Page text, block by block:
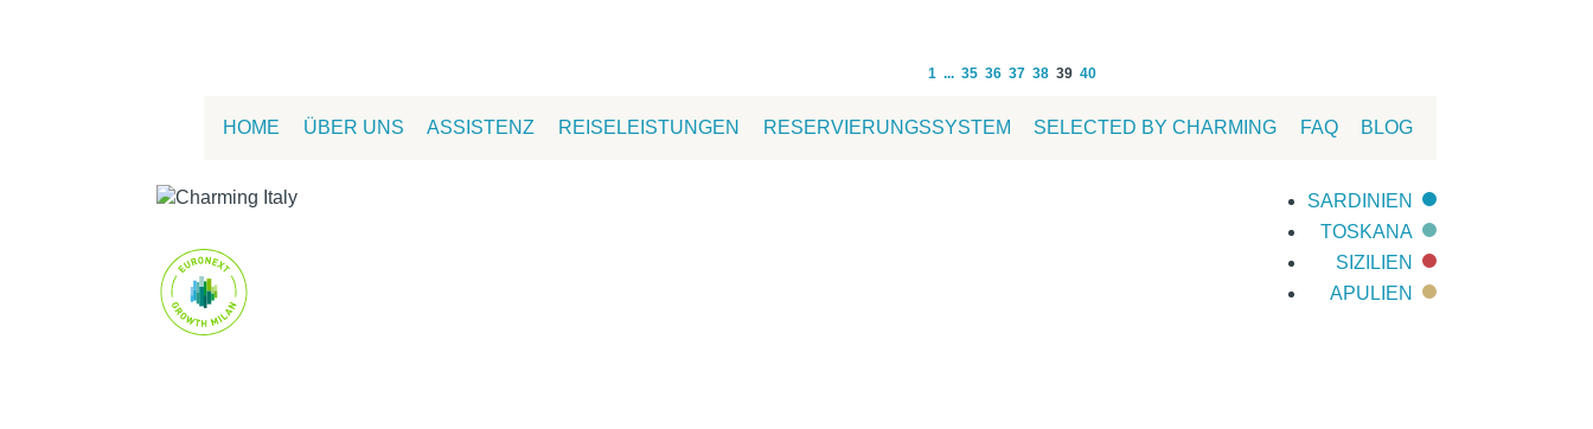
1 ... 35 36 37 38 39 40
HOME ÜBER UNS ASSISTENZ REISELEISTUNGEN RESERVIERUNGSSYSTEM SELECTED BY CHARMING FAQ BLOG
SARDINIEN
TOSKANA
SIZILIEN
APULIEN